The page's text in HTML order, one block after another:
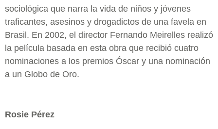
sociológica que narra la vida de niños y jóvenes
traficantes, asesinos y drogadictos de una favela en
Brasil. En 2002, el director Fernando Meirelles realizó
la película basada en esta obra que recibió cuatro
nominaciones a los premios Óscar y una nominación
a un Globo de Oro.
Rosie Pérez